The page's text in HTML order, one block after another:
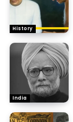
History
India